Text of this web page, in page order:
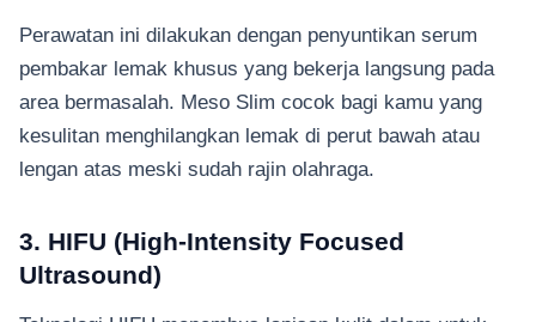
Perawatan ini dilakukan dengan penyuntikan serum
pembakar lemak khusus yang bekerja langsung pada
area bermasalah. Meso Slim cocok bagi kamu yang
kesulitan menghilangkan lemak di perut bawah atau
lengan atas meski sudah rajin olahraga.
3. HIFU (High-Intensity Focused
Ultrasound)